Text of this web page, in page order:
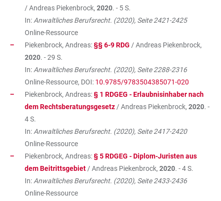
/ Andreas Piekenbrock, 2020. - 5 S.
In: Anwaltliches Berufsrecht. (2020), Seite 2421-2425
Online-Ressource
Piekenbrock, Andreas:§§ 6-9 RDG / Andreas Piekenbrock,
2020. - 29 S.
In: Anwaltliches Berufsrecht. (2020), Seite 2288-2316
Online-Ressource, DOI: 10.9785/9783504385071-020
Piekenbrock, Andreas:§ 1 RDGEG - Erlaubnisinhaber nach
dem Rechtsberatungsgesetz / Andreas Piekenbrock, 2020. -
4 S.
In: Anwaltliches Berufsrecht. (2020), Seite 2417-2420
Online-Ressource
Piekenbrock, Andreas:§ 5 RDGEG - Diplom-Juristen aus
dem Beitrittsgebiet / Andreas Piekenbrock, 2020. - 4 S.
In: Anwaltliches Berufsrecht. (2020), Seite 2433-2436
Online-Ressource